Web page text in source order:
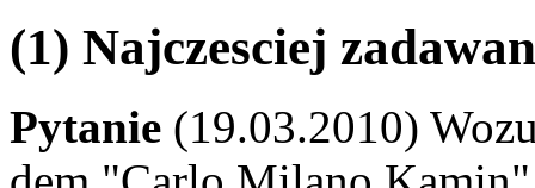
(1) Najczesciej
Pytanie (19.03.2010)